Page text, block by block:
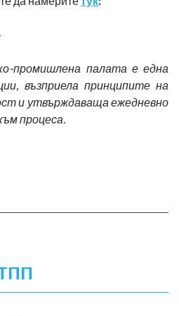
промишлена палата е една
възприела принципите на
и утвърждаваща ежедневно
процеса.